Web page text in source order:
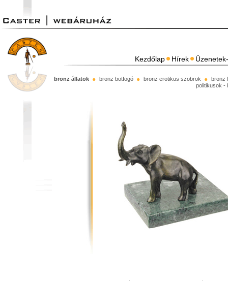
Kezdőlap Hírek
bronz állatok bronz botfogó bronz erotikus szobrok
bronz
politikusok -